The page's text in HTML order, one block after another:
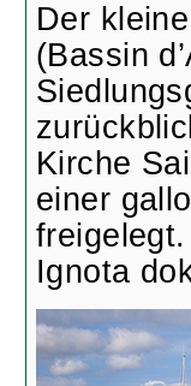
Der
(Bassin
Kirche
einer
Ignota